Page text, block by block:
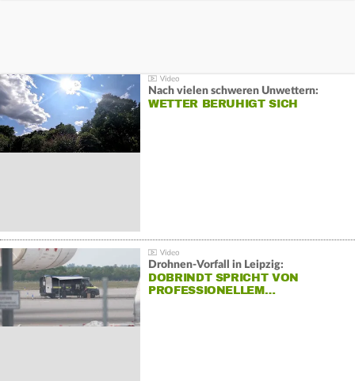
Nach vielen schweren Unwettern:
WETTER BERUHIGT SICH
Drohnen-Vorfall in Leipzig:
DOBRINDT SPRICHT VON
PROFESSIONELLEM…